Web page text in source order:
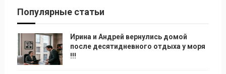
Популярные статьи
Ирина и Андрей вернулись домой
после десятидневного отдыха у моря
!!!